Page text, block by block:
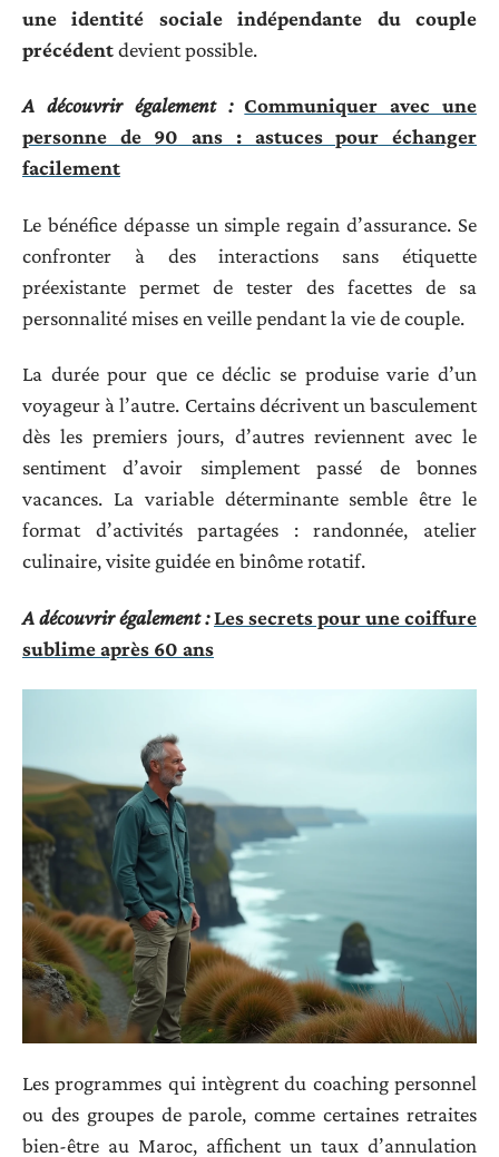
une identité sociale indépendante du couple
précédentdevient possible.
A découvrir également : Communiquer avec une
personne de 90 ans : astuces pour échanger
facilement
Le bénéfice dépasse un simple regain d’assurance. Se
confronter à des interactions sans étiquette
préexistante permet de tester des facettes de sa
personnalité mises en veille pendant la vie de couple.
La durée pour que ce déclic se produise varie d’un
voyageur à l’autre. Certains décrivent un basculement
dès les premiers jours, d’autres reviennent avec le
sentiment d’avoir simplement passé de bonnes
vacances. La variable déterminante semble être le
format d’activités partagées : randonnée, atelier
culinaire, visite guidée en binôme rotatif.
A découvrir également :Les secrets pour une coiffure
sublime après 60 ans
Les programmes qui intègrent du coaching personnel
ou des groupes de parole, comme certaines retraites
bien-être au Maroc, affichent un taux d’annulation